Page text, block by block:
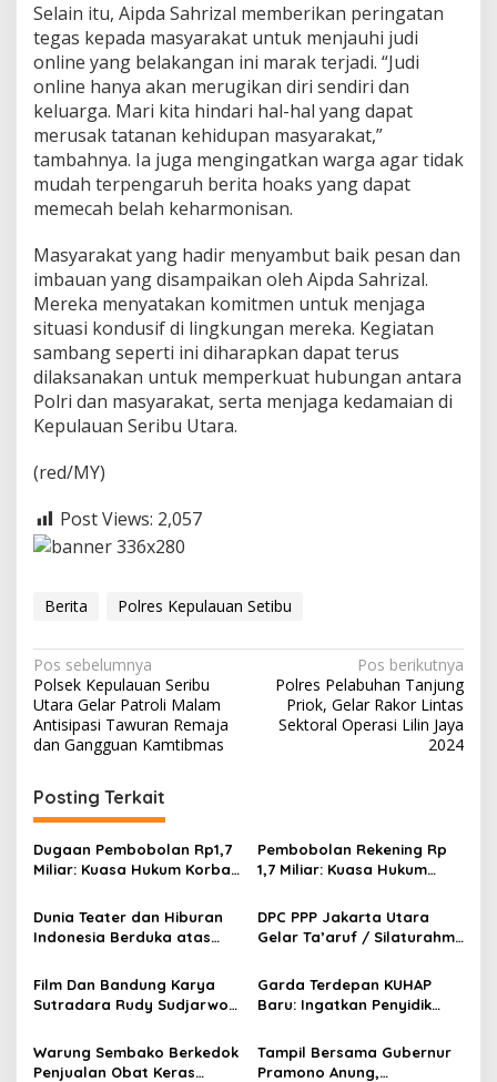
k
a
d
a
D
K
I
J
a
k
a
t
a
2
0
2
4
Selain itu, Aipda Sahrizal memberikan peringatan
tegas kepada masyarakat untuk menjauhi judi
online yang belakangan ini marak terjadi. “Judi
online hanya akan merugikan diri sendiri dan
keluarga. Mari kita hindari hal-hal yang dapat
merusak tatanan kehidupan masyarakat,”
tambahnya. Ia juga mengingatkan warga agar tidak
mudah terpengaruh berita hoaks yang dapat
memecah belah keharmonisan.
Masyarakat yang hadir menyambut baik pesan dan
imbauan yang disampaikan oleh Aipda Sahrizal.
Mereka menyatakan komitmen untuk menjaga
situasi kondusif di lingkungan mereka. Kegiatan
sambang seperti ini diharapkan dapat terus
dilaksanakan untuk memperkuat hubungan antara
Polri dan masyarakat, serta menjaga kedamaian di
Kepulauan Seribu Utara.
(red/MY)
Post Views: 2,057
Berita Polres Kepulauan Setibu
N
a
v
i
g
a
s
i
p
o
s
Pos sebelumnya
Polsek Kepulauan Seribu
Utara Gelar Patroli Malam
Antisipasi Tawuran Remaja
dan Gangguan Kamtibmas
Pos berikutnya
Polres Pelabuhan Tanjung
Priok, Gelar Rakor Lintas
Sektoral Operasi Lilin Jaya
2024
Posting Terkait
Dugaan Pembobolan Rp1,7
Miliar: Kuasa Hukum Korban
Keterlibatan Internal Bank
Aladin Syariah
Pembobolan Rekening Rp
1,7 Miliar: Kuasa Hukum
Pihak Internal Bank Aladin
Syariah
Dunia Teater dan Hiburan
Indonesia Berduka atas
Diding Boneng
DPC PPP Jakarta Utara
Gelar Ta’aruf / Silaturahmi
Pengurus Baru, Fokus
Konsolidasi Jelang
Musancab 13 September
Film Dan Bandung Karya
Sutradara Rudy Sudjarwo:
Secara Luas Mulai 20
Agustus 2026
Garda Terdepan KUHAP
Baru: Ingatkan Penyidik
Bersalah
Warung Sembako Berkedok
Penjualan Obat Keras
Tampil Bersama Gubernur
Pramono Anung,